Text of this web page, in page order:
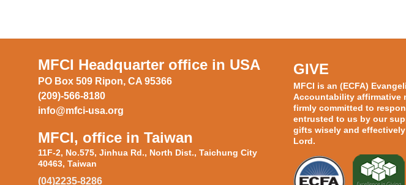
MFCI Headquarter office in USA
PO Box 509 Ripon, CA 95366
(209)-566-8180
info@mfci-usa.org
MFCI, office in Taiwan
11F-2, No.575, Jinhua Rd., North Dist., Taichung City
40463, Taiwan
(04)2235-8286
GIVE
MFCI is an (ECFA)
Accountability affirmative
firmly committed to
entrusted to us by our
gifts wisely and
Lord.